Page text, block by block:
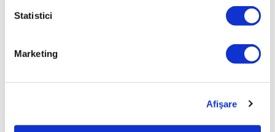
Statistici
Marketing
Afişare
0,2